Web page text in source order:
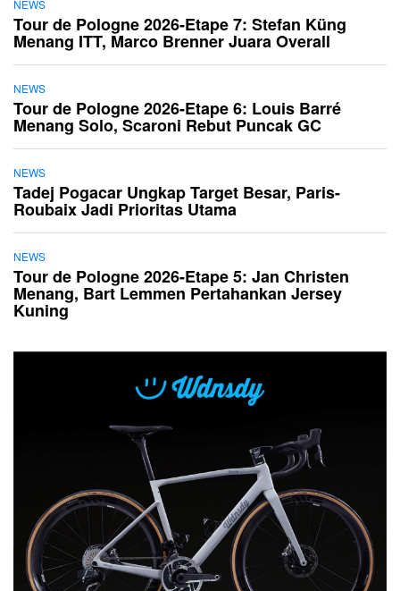
NEWS
Tour de Pologne 2026-Etape 7: Stefan Küng
Menang ITT, Marco Brenner Juara Overall
NEWS
Tour de Pologne 2026-Etape 6: Louis Barré
Menang Solo, Scaroni Rebut Puncak GC
NEWS
Tadej Pogacar Ungkap Target Besar, Paris-
Roubaix Jadi Prioritas Utama
NEWS
Tour de Pologne 2026-Etape 5: Jan Christen
Menang, Bart Lemmen Pertahankan Jersey
Kuning